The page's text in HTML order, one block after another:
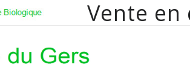
Vente
Vente en direct de